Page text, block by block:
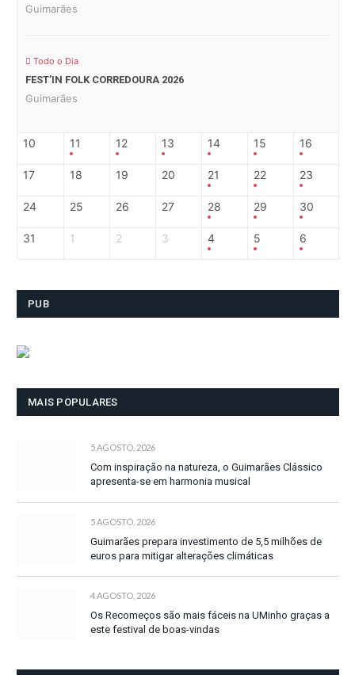
Guimarães
Todo o Dia
FEST’IN FOLK CORREDOURA 2026
Guimarães
10 11 12 13 14 15 16
17 18 19 20 21 22 23
24 25 26 27 28 29 30
31 1 2 3 4 5 6
PUB
MAIS POPULARES
5 AGOSTO, 2026
Com inspiração na natureza, o Guimarães Clássico
apresenta-se em harmonia musical
5 AGOSTO, 2026
Guimarães prepara investimento de 5,5 milhões de
euros para mitigar alterações climáticas
4 AGOSTO, 2026
Os Recomeços são mais fáceis na UMinho graças a
este festival de boas-vindas